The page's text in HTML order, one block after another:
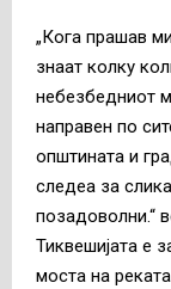
„Кога прашав
знаат колку
небезбедниот
направен по
општината и
следеа за
позадоволни.“
Тиквешијата е
моста на